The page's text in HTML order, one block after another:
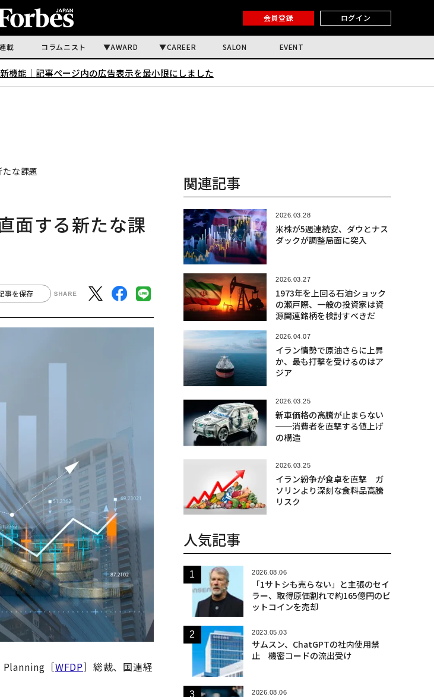
会員登録 ログイン
載 コラムニスト AWARD CAREER SALON EVENT
機能｜ 記事ページ内の広告表示を最小限にしました
な課題
面する新たな課
事を保存
［WFDP］総裁、国連経
関連記事
2026.03.28
米株が5週連続安、ダウとナス
ダックが調整局面に突入
2026.03.27
1973年を上回る石油ショック
の瀬戸際、一般の投資家は資
源関連銘柄を検討すべきだ
2026.04.07
イラン情勢で原油さらに上昇
か、最も打撃を受けるのはア
ジア
2026.03.25
新車価格の高騰が止まらない
──消費者を直撃する値上げ
の構造
2026.03.25
イラン紛争が食卓を直撃 ガ
ソリンより深刻な食料品高騰
リスク
人気記事
2026.08.06
「1サトシも売らない」と主張のセイ
ラー、取得原価割れで約165億円のビ
ットコインを売却
2023.05.03
サムスン、ChatGPTの社内使用禁
止 機密コードの流出受け
2026.08.06